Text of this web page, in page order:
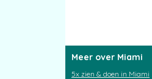
Meer over Miami
5x zien & doen in Miami